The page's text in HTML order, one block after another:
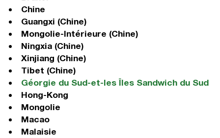
Chine
Guangxi (Chine)
Mongolie-Intérieure (Chine)
Ningxia (Chine)
Xinjiang (Chine)
Tibet (Chine)
Géorgie du Sud-et-les Îles Sandwich du Sud
Hong-Kong
Mongolie
Macao
Malaisie